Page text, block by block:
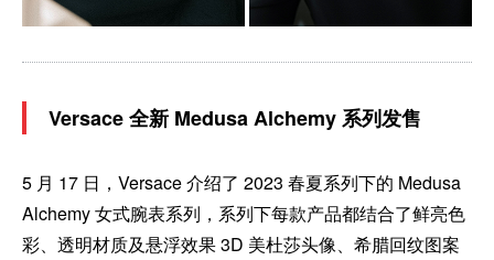
Versace 全新 Medusa Alchemy 系列发售
5 月 17 日，Versace 介绍了 2023 春夏系列下的 Medusa
Alchemy 女式腕表系列，系列下每款产品都结合了鲜亮色
彩、透明材质及悬浮效果 3D 美杜莎头像、希腊回纹图案